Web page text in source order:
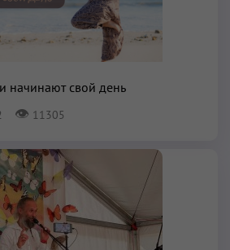
начинают свой день
👁 11305